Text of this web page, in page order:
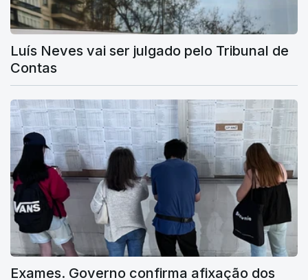
Luís Neves vai ser julgado pelo Tribunal de
Contas
Exames. Governo confirma afixação dos